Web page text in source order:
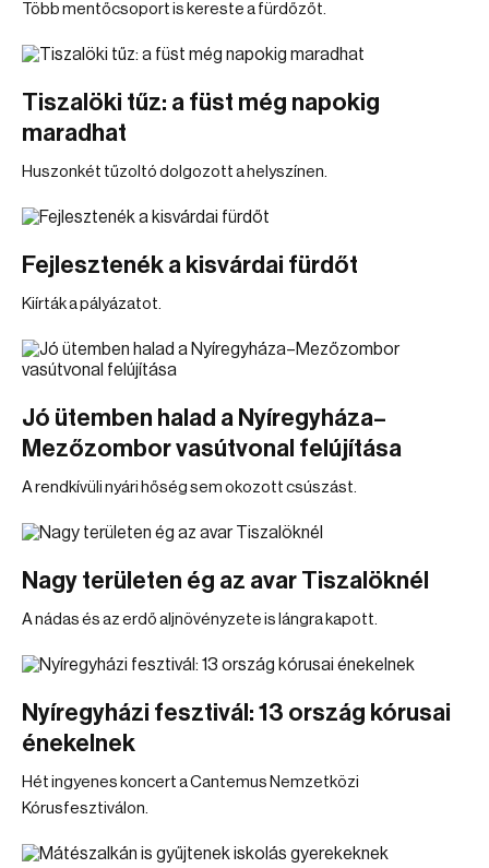
Több mentőcsoport is kereste a fürdőzőt.
Tiszalöki tűz: a füst még napokig
maradhat
Huszonkét tűzoltó dolgozott a helyszínen.
Fejlesztenék a kisvárdai fürdőt
Kiírták a pályázatot.
Jó ütemben halad a Nyíregyháza–
Mezőzombor vasútvonal felújítása
A rendkívüli nyári hőség sem okozott csúszást.
Nagy területen ég az avar Tiszalöknél
A nádas és az erdő aljnövényzete is lángra kapott.
Nyíregyházi fesztivál: 13 ország kórusai
énekelnek
Hét ingyenes koncert a Cantemus Nemzetközi
Kórusfesztiválon.